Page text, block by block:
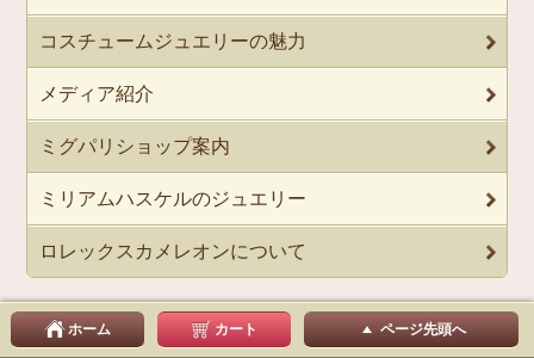
コスチュームジュエリーの魅力
メディア紹介
ミグパリショップ案内
ミリアムハスケルのジュエリー
ロレックスカメレオンについて
ホーム カート ページ先頭へ